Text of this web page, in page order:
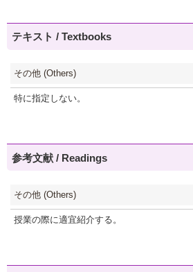
テキスト / Textbooks
その他 (Others)
特に指定しない。
参考文献 / Readings
その他 (Others)
授業の際に適宜紹介する。